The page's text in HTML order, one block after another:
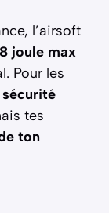
l’airsoft
joule max
Pour les
sécurité
tes
ton